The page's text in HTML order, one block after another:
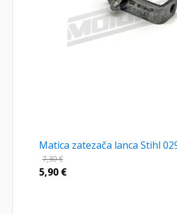
Matica zatezača lanca Stihl
7,30€
5,90 €